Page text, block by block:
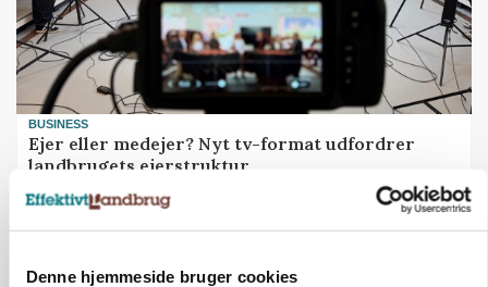
Denne hjemmeside bruger cookies
BUSINESS
Ejer eller medejer? Nyt tv-format udfordrer
landbrugets ejerstruktur